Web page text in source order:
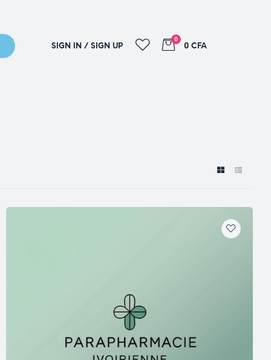
SIGN IN / SIGN UP
0
0 CFA